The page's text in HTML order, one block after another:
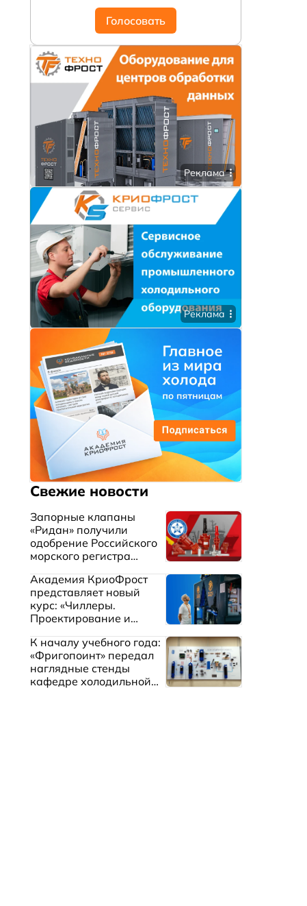
Голосовать
Реклама
Реклама
Свежие новости
Запорные клапаны
«Ридан» получили
одобрение Российского
морского регистра
Академия КриоФрост
представляет новый
курс: «Чиллеры.
Проектирование и
охлаждения жидкостей»
К началу учебного года:
«Фригопоинт» передал
наглядные стенды
кафедре холодильной